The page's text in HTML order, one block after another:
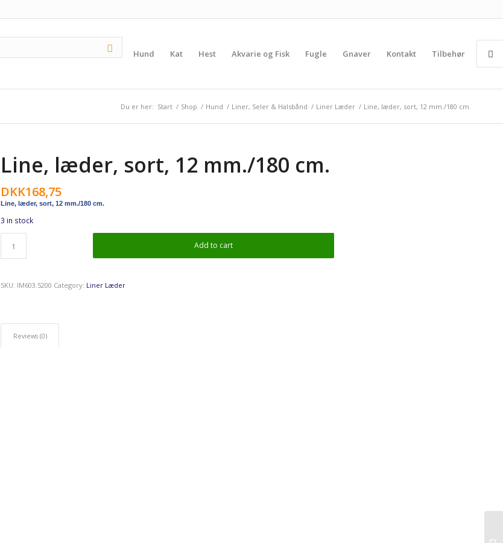
Hund Kat Hest Akvarie og Fisk Fugle Gnaver Kontakt Tilbehør
Du er her: Start / Shop / Hund / Liner, Seler & Halsbånd / Liner Læder / Line, læder, sort, 12 mm./180 cm.
Line, læder, sort, 12 mm./180 cm.
DKK168,75
Line, læder, sort, 12 mm./180 cm.
3 in stock
Add to cart
SKU: IM603.5200 Category: Liner Læder
Reviews (0)